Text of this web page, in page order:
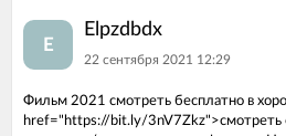
E
Elpzdbdx
22 сентября 2021 12:29
Фильм 2021 смотреть бесплатно в
href="https://bit.ly/3nV7Zkz">смотреть